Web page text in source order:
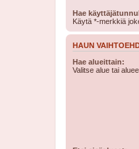
Hae
Käytä *-merkkiä
HAUN
Hae alueittain:
Valitse alue tai